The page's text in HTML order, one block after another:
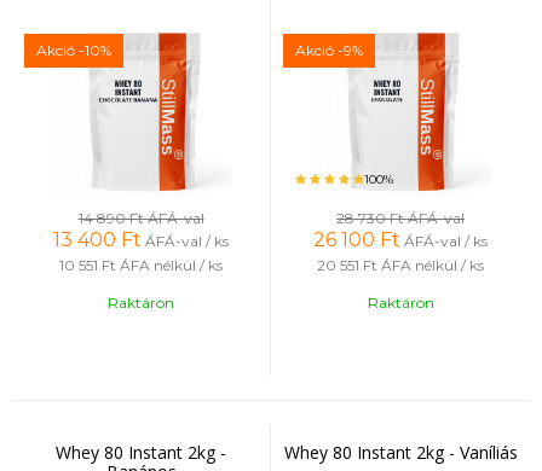
Akció -10%
14 890 FtÁFÁ-val
13 400 Ft ÁFÁ-val / ks
10 551 Ft ÁFA nélkül / ks
Raktáron
Akció -9%
100%
28 730 FtÁFÁ-val
26 100 Ft ÁFÁ-val / ks
20 551 Ft ÁFA nélkül / ks
Raktáron
Whey 80 Instant 2kg -
Whey 80 Instant 2kg - Vaníliás